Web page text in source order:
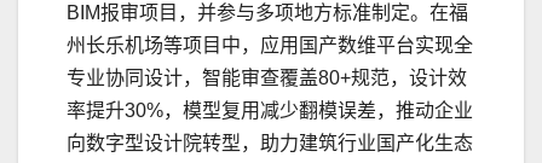
BIM报审项目，并参与多项地方标准制定。在福
州长乐机场等项目中，应用国产数维平台实现全
专业协同设计，智能审查覆盖80+规范，设计效
率提升30%，模型复用减少翻模误差，推动企业
向数字型设计院转型，助力建筑行业国产化生态